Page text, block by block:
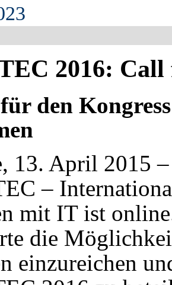
2016: Call
den
13. April 2015
–
mit IT ist
die
einzureichen